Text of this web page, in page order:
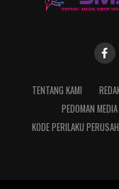
TENTANG KAMI
PEDOMAN
KODE PERILAKU